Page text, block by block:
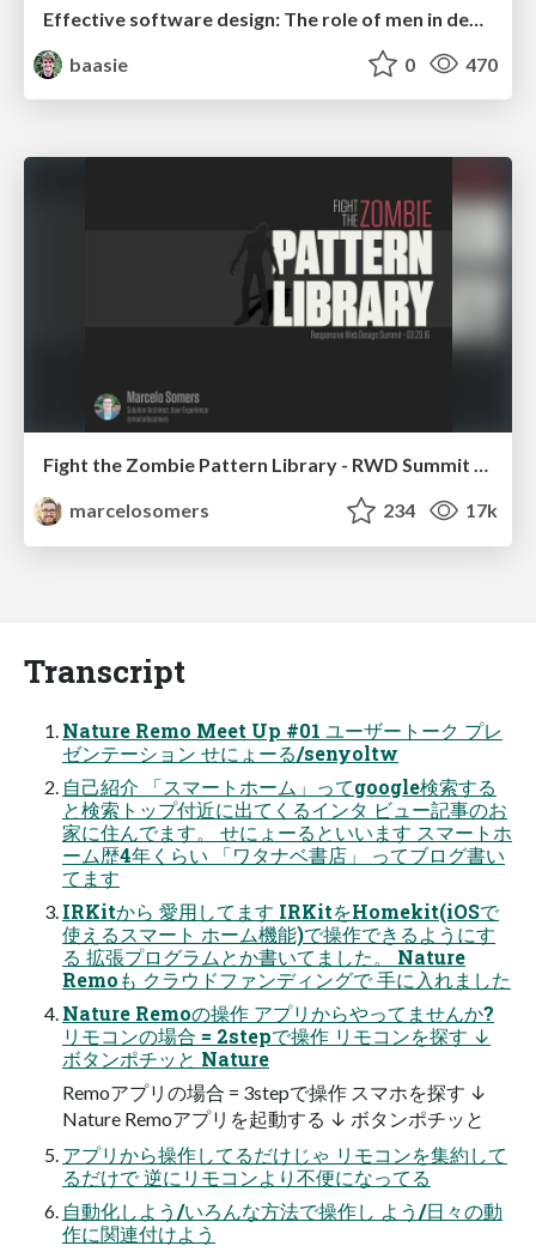
baasie
0 470
Fight the Zombie Pattern Library - RWD Summit 2016
marcelosomers
234 17k
Transcript
Nature Remo Meet Up #01 ユーザートーク プレ
ゼンテーション せにょーる/senyoltw
自己紹介 「スマートホーム」ってgoogle検索する
と検索トップ付近に出てくるインタ ビュー記事のお
家に住んでます。 せにょーるといいます スマートホ
ーム歴4年くらい 「ワタナベ書店」 ってブログ書い
てます
IRKitから 愛用してます IRKitをHomekit(iOSで
使えるスマート ホーム機能)で操作できるようにす
る 拡張プログラムとか書いてました。 Nature
Remoも クラウドファンディングで 手に入れました
Nature Remoの操作 アプリからやってませんか?
リモコンの場合 = 2stepで操作 リモコンを探す ↓
ボタンポチッと Nature
Remoアプリの場合 = 3stepで操作 スマホを探す ↓
Nature Remoアプリを起動する ↓ ボタンポチッと
アプリから操作してるだけじゃ リモコンを集約して
るだけで 逆にリモコンより不便になってる
自動化しよう/いろんな方法で操作し よう/日々の動
作に関連付けよう